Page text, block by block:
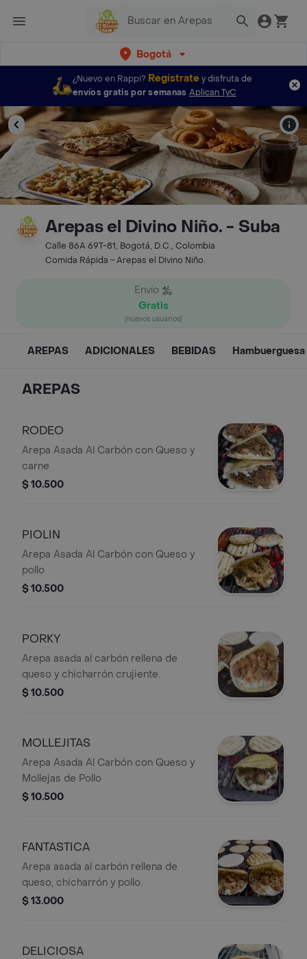
Bogotá
¿Nuevo en Rappi? Regístratey disfruta de
envíos gratis por semanas Aplican TyC
Arepas el Divino Niño. - Suba
Calle 86A 69T-81, Bogotá, D.C., Colombia
Comida Rápida - Arepas el Divino Niño.
Envío
Gratis
(nuevos usuarios)
AREPAS ADICIONALES BEBIDAS
AREPAS
RODEO
Arepa Asada Al Carbón con Queso y
carne
$ 10.500
PIOLIN
Arepa Asada Al Carbón con Queso y
pollo
$ 10.500
PORKY
Arepa asada al carbón rellena de
queso y chicharrón crujiente.
$ 10.500
MOLLEJITAS
Arepa Asada Al Carbón con Queso y
Mollejas de Pollo
$ 10.500
FANTASTICA
Arepa asada al carbón rellena de
queso, chicharrón y pollo.
$ 13.000
DELICIOSA